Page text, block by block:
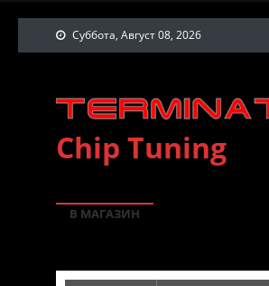
Суббота, Август 08, 2026
Chip Tuning
В МАГАЗИН